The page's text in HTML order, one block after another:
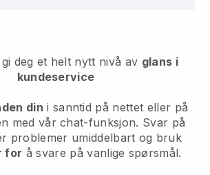
deg et helt nytt nivå av glans i
kundeservice
din i sanntid på nettet eller på
med vår chat-funksjon. Svar på
problemer umiddelbart og bruk
for å svare på vanlige spørsmål.